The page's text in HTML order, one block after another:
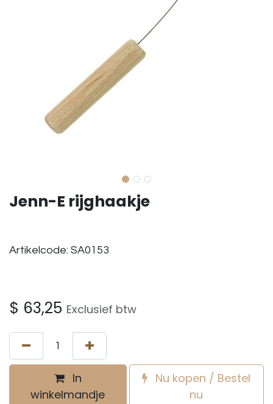
Jenn-E rijghaakje
Artikelcode: SA0153
$ 63,25 Exclusief btw
In
winkelmandje
Nu kopen / Bestel
nu